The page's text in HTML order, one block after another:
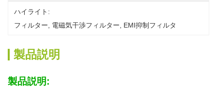
ハイライト:
フィルター
電磁気干渉フィルター EMI抑制フィルタ
製品説明
製品説明: